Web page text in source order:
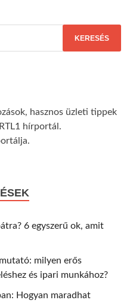
hasznos üzleti tippek
hírportál.
6 egyszerű ok, amit
milyen erős
és ipari munkához?
Hogyan maradhat